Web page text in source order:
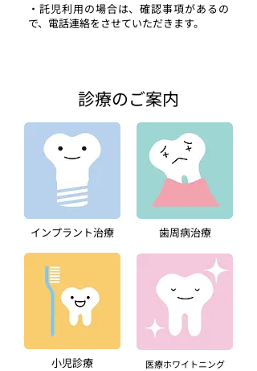
・託児利用の場合は、確認事項があるの
で、電話連絡をさせていただきます。
診療のご案内
インプラント治療 歯周病治療
小児診療 ​医療ホワイトニング